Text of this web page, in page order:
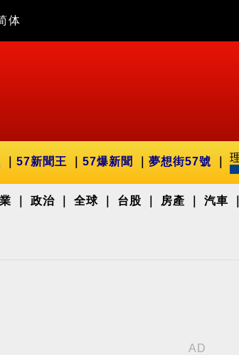
体
57新聞王 57爆新聞 夢想街57號
政治 全球 台股 房產 汽車